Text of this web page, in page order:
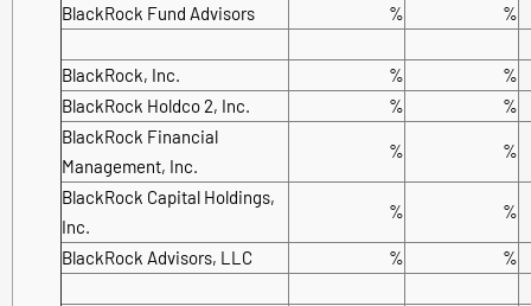
BlackRock Fund Advisors % %
BlackRock, Inc. %
%
BlackRock Holdco 2, Inc.
%
%
BlackRock Financial
Management, Inc.
% %
BlackRock Capital Holdings,
Inc.
% %
BlackRock Advisors, LLC % %